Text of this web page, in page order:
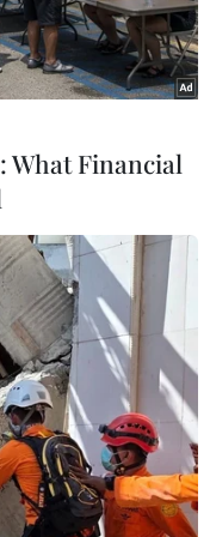
về đền thờ 3 tháng
TTXVN)
đến ngày 13
What Financial